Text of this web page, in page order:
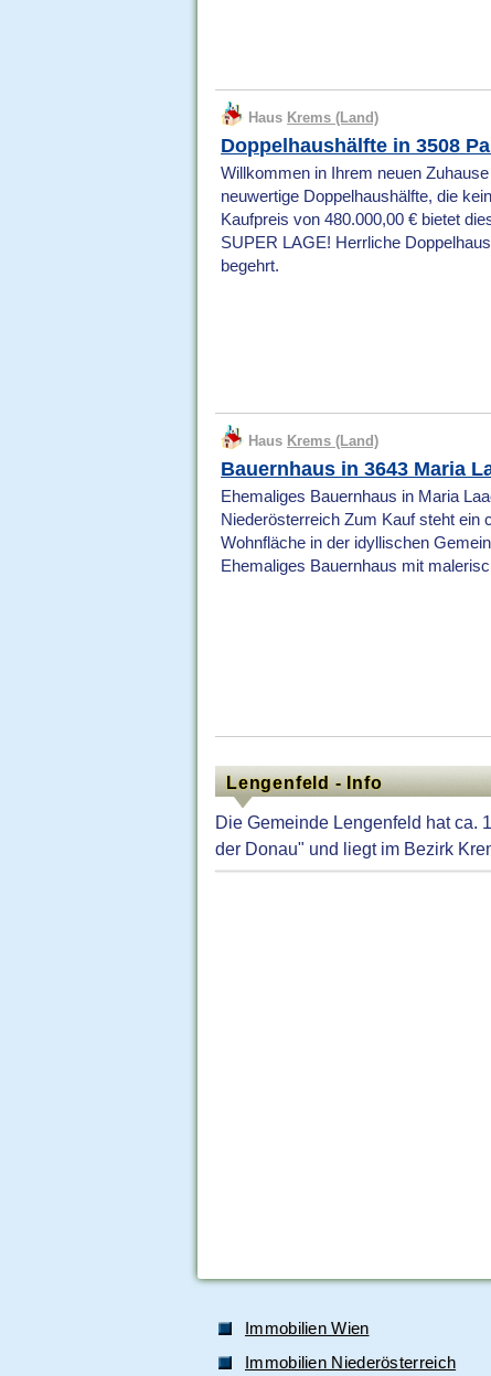
Haus Krems (Land)
Doppelhaushälfte in 3508
Willkommen in Ihrem neuen
neuwertige Doppelhaushälfte, die
Kaufpreis von 480.000,00 € bietet
SUPER LAGE! Herrliche
begehrt.
Haus Krems (Land)
Bauernhaus in 3643 Maria
Ehemaliges Bauernhaus in Maria
Niederösterreich Zum Kauf steht ein
Wohnfläche in der idyllischen
Ehemaliges Bauernhaus mit
Lengenfeld - Info
Die Gemeinde Lengenfeld hat ca.
der Donau" und liegt im Bezirk
Immobilien Wien
Immobilien Niederösterreich